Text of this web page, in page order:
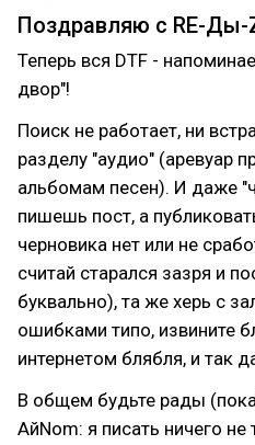
Поздравляю с RE-Ды-
Теперь вся DTF -
двор"!
Поиск не работает, ни
разделу "аудио" (аревуар
альбомам песен). И даже
пишешь пост, а
черновика нет или не
считай старался зазря и
буквально), та же херь с
ошибками типо, извините
интернетом блябля, и так
В общем будьте рады
АйNom: я писать ничего не